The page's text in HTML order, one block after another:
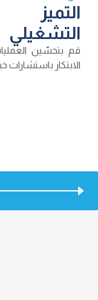
التميز
التشغيلي
قم بتحسّين
الابتكار